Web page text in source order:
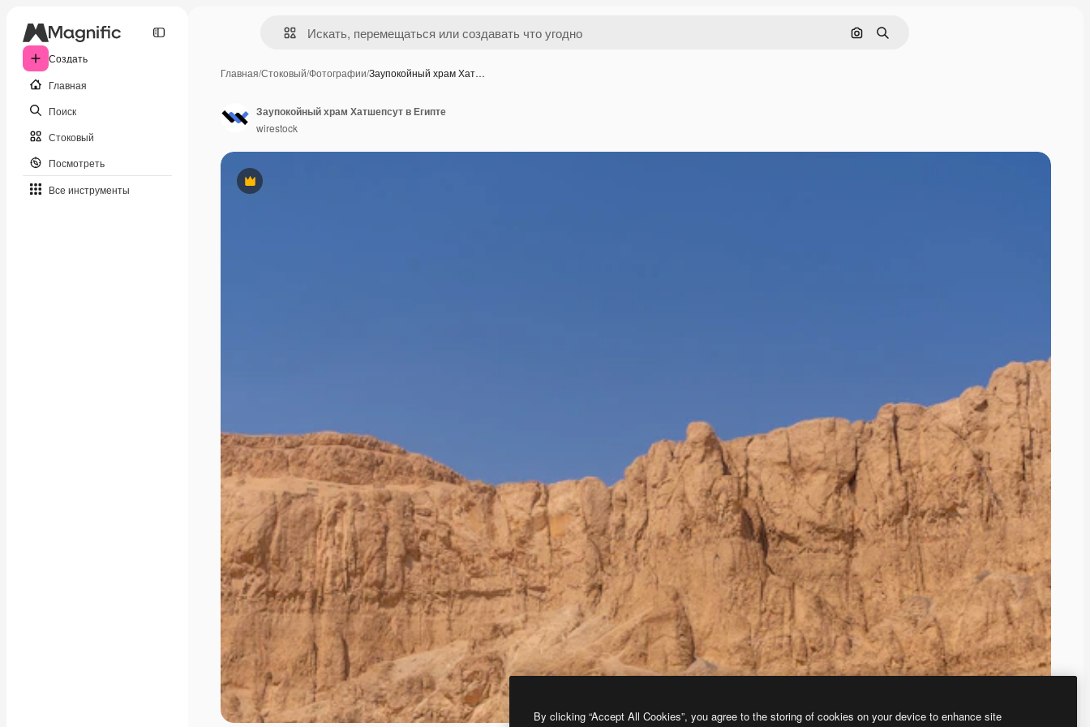
Создать
Главная
Поиск
Стоковый
Посмотреть
Все инструменты
Поиск по изображению
Поиск
Главная/Стоковый/Фотографии/Заупокойный храм Хат…
Премиум
Заупокойный храм Хатшепсут в Египте
wirestock
By clicking “Accept All Cookies”, you agree to the storing of cookies on your device to enhance site